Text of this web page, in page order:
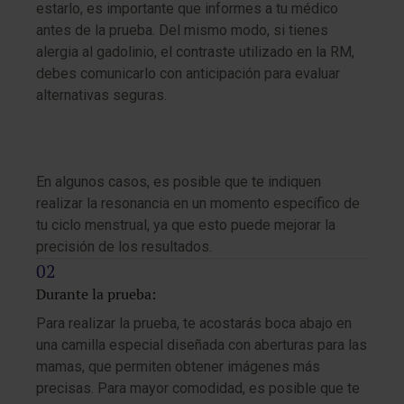
estarlo, es importante que informes a tu médico
antes de la prueba. Del mismo modo, si tienes
alergia al gadolinio, el contraste utilizado en la RM,
debes comunicarlo con anticipación para evaluar
alternativas seguras.
En algunos casos, es posible que te indiquen
realizar la resonancia en un momento específico de
tu ciclo menstrual, ya que esto puede mejorar la
precisión de los resultados.
Durante la prueba:
Para realizar la prueba, te acostarás boca abajo en
una camilla especial diseñada con aberturas para las
mamas, que permiten obtener imágenes más
precisas. Para mayor comodidad, es posible que te